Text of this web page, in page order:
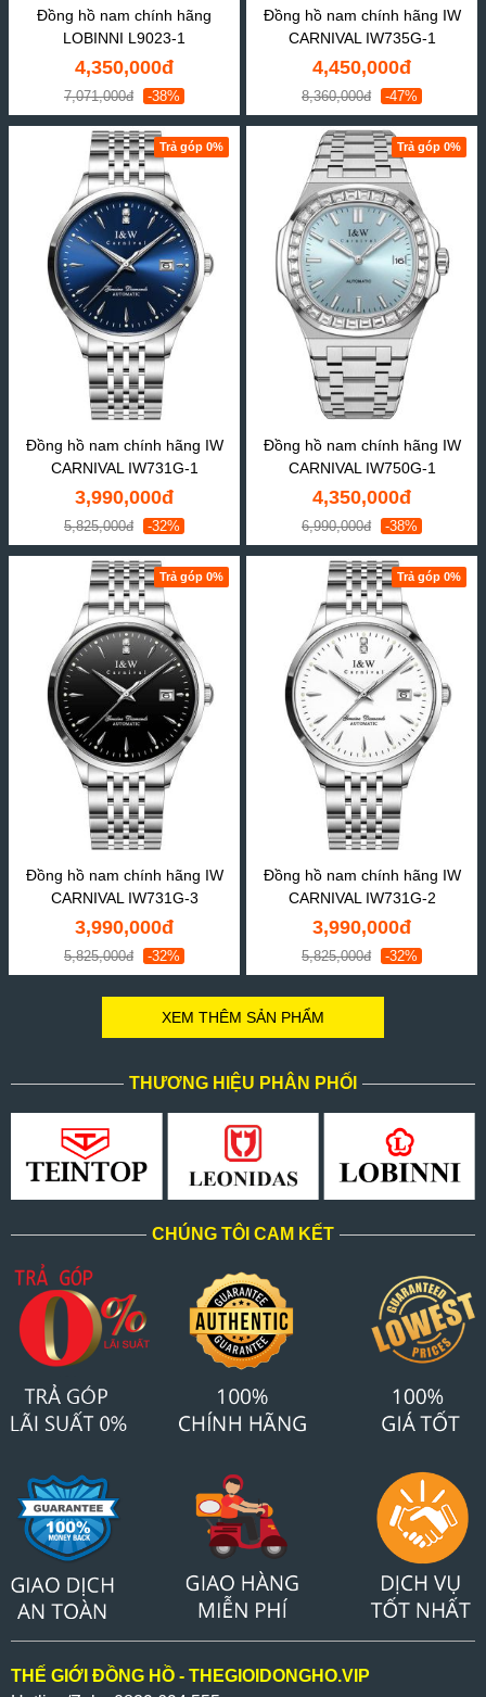
Đồng hồ nam chính hãng
LOBINNI L9023-1
4,350,000đ
7,071,000đ -38%
Đồng hồ nam chính hãng IW
CARNIVAL IW735G-1
4,450,000đ
8,360,000đ -47%
Trả góp 0%
Đồng hồ nam chính hãng IW
CARNIVAL IW731G-1
3,990,000đ
5,825,000đ -32%
Trả góp 0%
Đồng hồ nam chính hãng IW
CARNIVAL IW750G-1
4,350,000đ
6,990,000đ -38%
Trả góp 0%
Đồng hồ nam chính hãng IW
CARNIVAL IW731G-3
3,990,000đ
5,825,000đ -32%
Trả góp 0%
Đồng hồ nam chính hãng IW
CARNIVAL IW731G-2
3,990,000đ
5,825,000đ -32%
XEM THÊM SẢN PHẨM
THƯƠNG HIỆU PHÂN PHỐI
CHÚNG TÔI CAM KẾT
THẾ GIỚI ĐỒNG HỒ - THEGIOIDONGHO.VIP